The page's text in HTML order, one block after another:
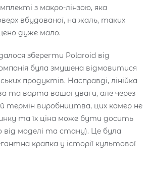
з макро-лінзою, яка
вбудованої, на жаль, таких
дуже мало.
зберегти Polaroid від
була змушена відмовитися
продуктів. Насправді, лінійка
та варта вашої уваги, але через
термін виробництва, цих камер не
та їх ціна може бути досить
від моделі та стану). Це була
крапка у історії культової